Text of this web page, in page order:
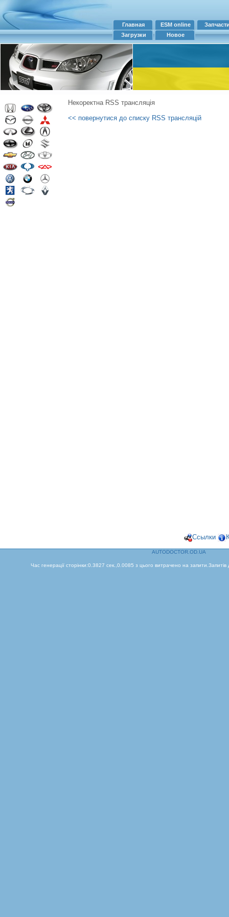
Главная ESM online
Загрузки
Новое
Некоректна RSS трансляція
<< повернутися до списку RSS трансляцій
Ссылки
AUTODOCTOR.OD.UA
Час генерації сторінки:0.3827 сек.,0.0085 з цього витрачено на